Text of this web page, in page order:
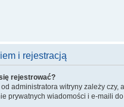
i rejestracją
rejestrować?
od administratora witryny zależy
prywatnych wiadomości i e-maili